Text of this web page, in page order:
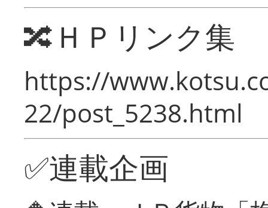
🔀ＨＰリンク集
https://
22/post_5238.html
✅連載企画